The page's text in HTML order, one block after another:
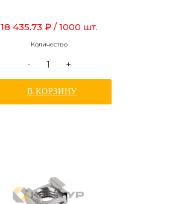
18 435.73 ₽ / 1000 шт.
Количество
- +
В КОРЗИНУ